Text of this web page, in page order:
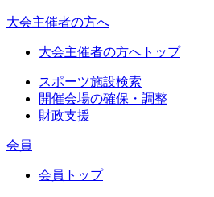
大会主催者の方へ
大会主催者の方へトップ
スポーツ施設検索
開催会場の確保・調整
財政支援
会員
会員トップ